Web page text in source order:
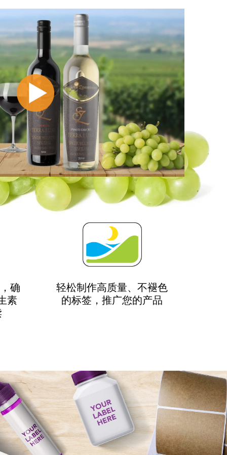
确
素
轻松制作高质量、不褪色
的标签，推广您的产品